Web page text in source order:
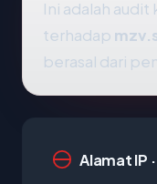
Ini adalah
terhadap
berasal dari
Alamat IP